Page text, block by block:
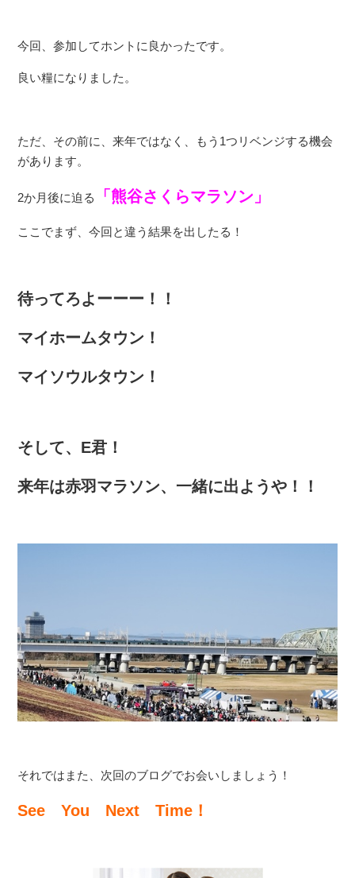
今回、参加してホントに良かったです。
良い糧になりました。
ただ、その前に、来年ではなく、もう1つリベンジする機会
があります。
2か月後に迫る 「熊谷さくらマラソン」
ここでまず、今回と違う結果を出したる！
待ってろよーーー！！
マイホームタウン！
マイソウルタウン！
そして、E君！
来年は赤羽マラソン、一緒に出ようや！！
それではまた、次回のブログでお会いしましょう！
See You Next Time！